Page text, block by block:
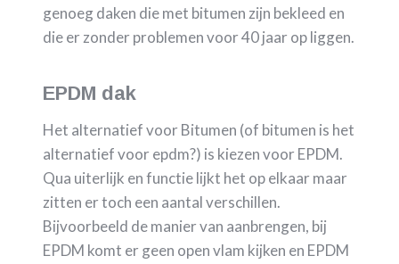
genoeg daken die met bitumen zijn bekleed en
die er zonder problemen voor 40 jaar op liggen.
EPDM dak
Het alternatief voor Bitumen (of bitumen is het
alternatief voor epdm?) is kiezen voor EPDM.
Qua uiterlijk en functie lijkt het op elkaar maar
zitten er toch een aantal verschillen.
Bijvoorbeeld de manier van aanbrengen, bij
EPDM komt er geen open vlam kijken en EPDM